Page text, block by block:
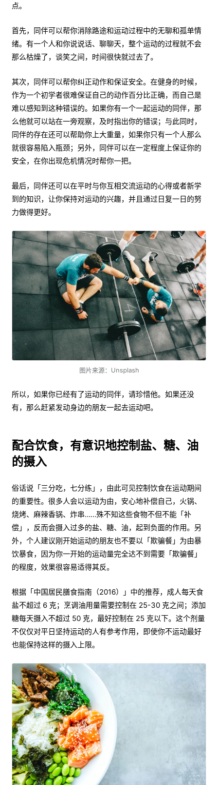
点。
首先，同伴可以帮你消除路途和运动过程中的无聊和孤单情
绪。有一个人和你说说话、聊聊天，整个运动的过程就不会
那么枯燥了，谈笑之间，时间很快就过去了。
其次，同伴可以帮你纠正动作和保证安全。在健身的时候，
作为一个初学者很难保证自己的动作百分比正确，而自己是
难以感知到这种错误的。如果你有一个一起运动的同伴，那
么他就可以站在一旁观察，及时指出你的错误；与此同时，
同伴的存在还可以帮助你上大重量，如果你只有一个人那么
就很容易陷入瓶颈；另外，同伴可以在一定程度上保证你的
安全，在你出现危机情况时帮你一把。
最后，同伴还可以在平时与你互相交流运动的心得或者新学
到的知识，让你保持对运动的兴趣，并且通过日复一日的努
力做得更好。
图片来源：Unsplash
所以，如果你已经有了运动的同伴，请珍惜他。如果还没
有，那么赶紧发动身边的朋友一起去运动吧。
配合饮食，有意识地控制盐、糖、油
的摄入
俗话说「三分吃，七分练」，由此可见控制饮食在运动期间
的重要性。很多人会以运动为由，安心地补偿自己，火锅、
烧烤、麻辣香锅、炸串……殊不知这些食物不但不能「补
偿」，反而会摄入过多的盐、糖、油，起到负面的作用。另
外，个人建议刚开始运动的朋友也不要以「欺骗餐」为由暴
饮暴食，因为你一开始的运动量完全达不到需要「欺骗餐」
的程度，效果很容易适得其反。
根据「中国居民膳食指南（2016）」中的推荐，成人每天食
盐不超过 6 克；烹调油用量需要控制在 25-30 克之间；添加
糖每天摄入不超过 50 克，最好控制在 25 克以下。这个剂量
不仅仅对平日坚持运动的人有参考作用，即使你不运动最好
也能保持这样的摄入上限。